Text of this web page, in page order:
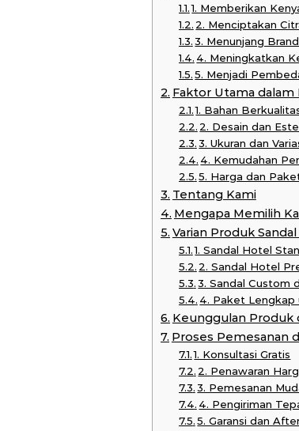
1. Memberikan
2. Menciptakan
3. Menunjang
4. Meningkatkan
5. Menjadi
Faktor Utama dalam
1. Bahan
2. Desain dan
3. Ukuran dan
4. Kemudahan
5. Harga dan
Tentang Kami
Mengapa Memilih
Varian Produk
1. Sandal Hotel
2. Sandal Hotel
3. Sandal Custom
4. Paket
Keunggulan Produk
Proses Pemesanan
1. Konsultasi Gratis
2. Penawaran
3. Pemesanan
4. Pengiriman
5. Garansi dan